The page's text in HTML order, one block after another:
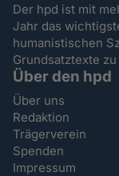
Der hpd ist mit
Jahr das
humanistischen
Grundsatztexte
Über den hpd
Über uns
Redaktion
Trägerverein
Spenden
Impressum